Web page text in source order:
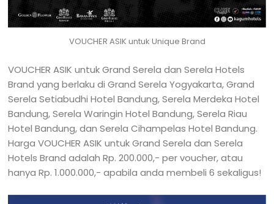
VOUCHER ASIK untuk Unique Brand
VOUCHER ASIK untuk Grand Serela dan Serela Hotels
Brand yang berlaku di Grand Serela Yogyakarta, Grand
Serela Setiabudhi Hotel Bandung, Serela Merdeka Hotel
Bandung, Serela Waringin Hotel Bandung, Serela Riau
Hotel Bandung, dan Serela Cihampelas Hotel Bandung.
Harga VOUCHER ASIK untuk Grand Serela dan Serela
Hotels Brand adalah Rp. 200.000,- per voucher, atau
hanya Rp. 1.000.000,- apabila anda membeli 6 sekaligus!